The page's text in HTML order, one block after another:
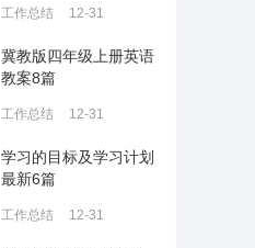
工作总结 12-31
冀教版四年级上册英语
教案8篇
工作总结 12-31
学习的目标及学习计划
最新6篇
工作总结 12-31